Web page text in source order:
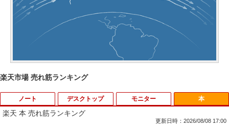
楽天市場 売れ筋ランキング
ノート デスクトップ モニター 本
楽天 本 売れ筋ランキング
更新日時：2026/08/08 17:00